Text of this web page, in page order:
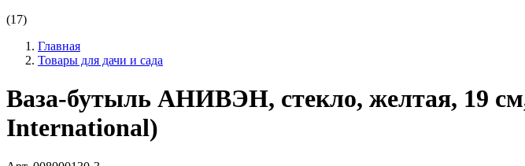
(17)
Главная
Товары для дачи и сада
Ваза-бутыль АНИВЭН, стекло, желтая, 19
International)